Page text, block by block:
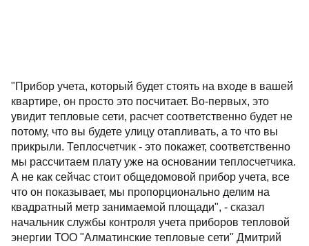
"Прибор учета, который будет стоять на входе в вашей
квартире, он просто это посчитает. Во-первых, это
увидит тепловые сети, расчет соответственно будет не
потому, что вы будете улицу отапливать, а то что вы
прикрыли. Теплосчетчик - это покажет, соответственно
мы рассчитаем плату уже на основании теплосчетчика.
А не как сейчас стоит общедомовой прибор учета, все
что он показывает, мы пропорционально делим на
квадратный метр занимаемой площади", - сказал
начальник службы контроля учета приборов тепловой
энергии ТОО "Алматинские тепловые сети" Дмитрий